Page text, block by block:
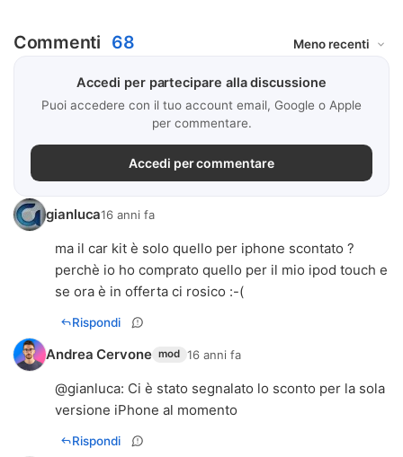
Commenti 68
Accedi per partecipare alla discussione
Puoi accedere con il tuo account email, Google o Apple
per commentare.
Accedi per commentare
gianluca16 anni fa
ma il car kit è solo quello per iphone scontato ?
perchè io ho comprato quello per il mio ipod touch e
se ora è in offerta ci rosico :-(
Rispondi
Andrea Cervone mod 16 anni fa
@gianluca: Ci è stato segnalato lo sconto per la sola
versione iPhone al momento
Rispondi